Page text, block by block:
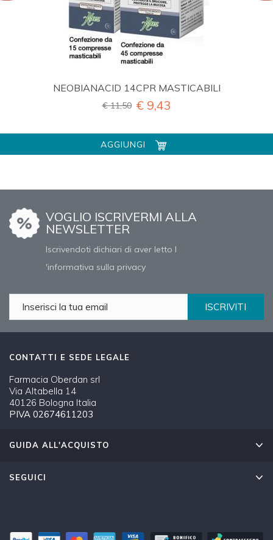
NEOBIANACID 14CPR MASTICABILI
€ 11,50 € 9,43
AGGIUNGI
VOGLIO ISCRIVERMI ALLA
NEWSLETTER
Iscrivendoti dichiari di aver letto l
'informativa sulla privacy
ISCRIVITI
CONTATTI E SEDE LEGALE
Farmacia Oberdan srl
Via Altabella 14
40126 Bologna Italia
PIVA 02674611203
GUIDA ALL'ACQUISTO
SEGUICI